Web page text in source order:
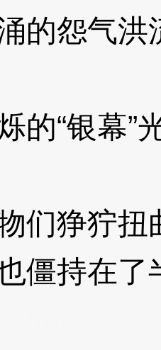
怨气洪
“银幕”
狰狞扭
僵持在